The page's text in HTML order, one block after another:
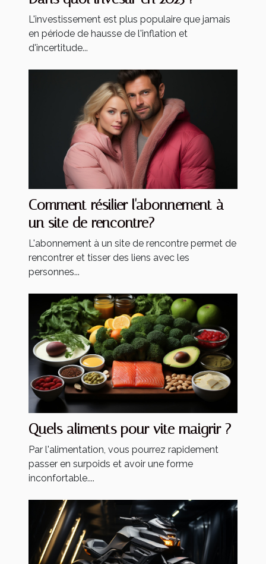
L'investissement est plus populaire que jamais
en période de hausse de l'inflation et
d'incertitude...
Comment résilier l'abonnement à
un site de rencontre?
L'abonnement à un site de rencontre permet de
rencontrer et tisser des liens avec les
personnes...
Quels aliments pour vite maigrir ?
Par l'alimentation, vous pourrez rapidement
passer en surpoids et avoir une forme
inconfortable....